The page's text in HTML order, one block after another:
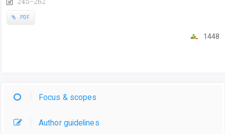
PDF
1448
Focus & scopes
Author guidelines